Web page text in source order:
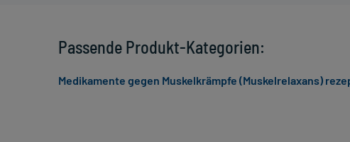
Passende Produkt-Kategorien:
Medikamente gegen Muskelkrämpfe (Muskelrelaxans)